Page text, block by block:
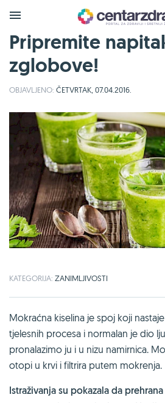
Pripremite
zglobove!
OBJAVLJENO: ČETVRTAK, 07.04.2016.
KATEGORIJA: ZANIMLJIVOSTI
Mokraćna kiselina je spoj koji
tjelesnih procesa i normalan je dio
pronalazimo ju i u nizu namirnica.
otopi u krvi i filtrira putem mokrenja.
Istraživanja su pokazala da